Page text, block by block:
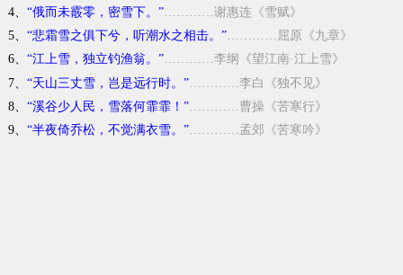
城》
4、 “俄而未霰零，密雪下。”…………谢惠连《雪赋》
5、 “悲霜雪之俱下兮，听潮水之相击。”…………屈原《九章》
6、 “江上雪，独立钓渔翁。”…………李纲《望江南·江上雪》
7、 “天山三丈雪，岂是远行时。”…………李白《独不见》
8、 “溪谷少人民，雪落何霏霏！”…………曹操《苦寒行》
9、 “半夜倚乔松，不觉满衣雪。”…………孟郊《苦寒吟》